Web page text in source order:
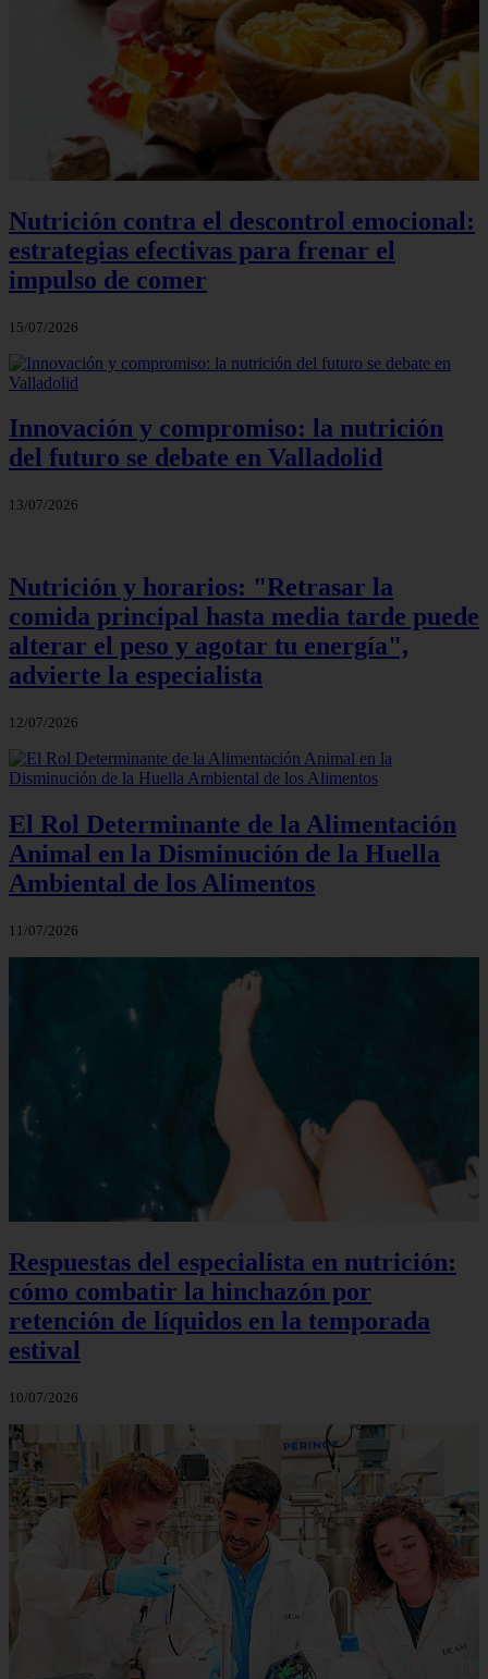
Nutrición contra el descontrol emocional:
estrategias efectivas para frenar el
impulso de comer
15/07/2026
Innovación y compromiso: la nutrición
del futuro se debate en Valladolid
13/07/2026
Nutrición y horarios: "Retrasar la
comida principal hasta media tarde puede
alterar el peso y agotar tu energía",
advierte la especialista
12/07/2026
El Rol Determinante de la Alimentación
Animal en la Disminución de la Huella
Ambiental de los Alimentos
11/07/2026
Respuestas del especialista en nutrición:
cómo combatir la hinchazón por
retención de líquidos en la temporada
estival
10/07/2026